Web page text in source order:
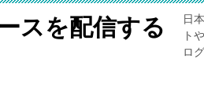
スを配信する
日
ト
ロ